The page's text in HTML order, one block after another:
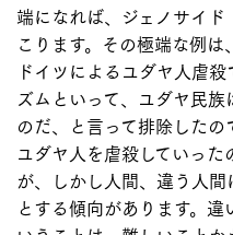
端になれば、ジェノサイ
こります。その極端な例
ドイツによるユダヤ人虐
ズムといって、ユダヤ民
のだ、と言って排除した
ユダヤ人を虐殺していっ
が、しかし人間、違う人
とする傾向があります。